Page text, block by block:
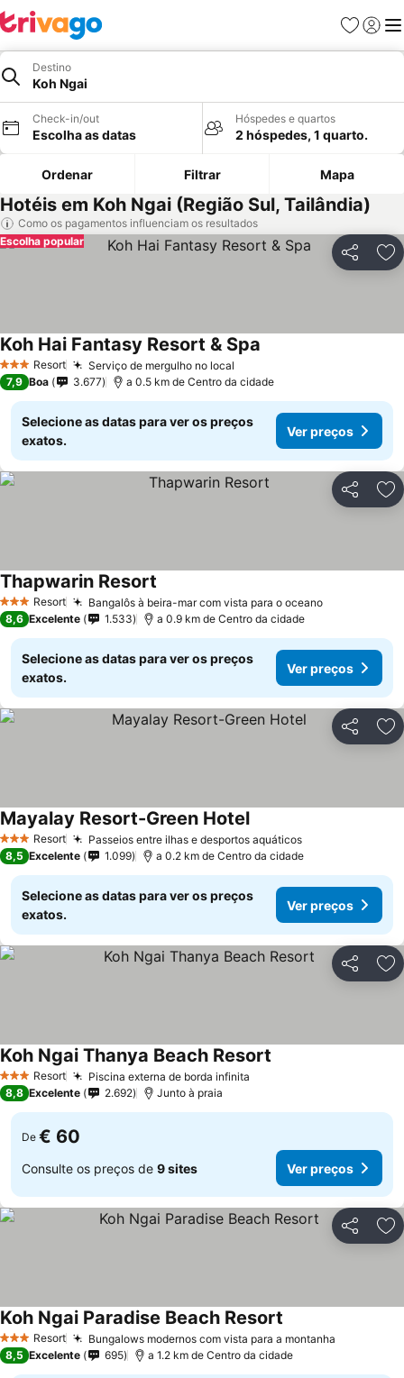
Favoritos
Iniciar
Destino
Koh Ngai
Check-in/out
Escolha as datas
Hóspedes e quartos
2 hóspedes, 1 quarto.
Ordenar Filtrar Mapa
Hotéis em Koh Ngai (Região Sul, Tailândia)
Como os pagamentos influenciam os resultados
Partilhar
Escolha popular
3 EstrelasResort Serviço de mergulho no local
Koh Hai Fantasy Resort & Spa
7,9 Boa 3.677 a 0.5 km de Centro da cidade
Selecione as datas para ver os preços
exatos.
Ver preços
Partilhar
3 EstrelasResort Bangalôs à beira-mar com vista para o oceano
Thapwarin Resort
8,6 Excelente 1.533 a 0.9 km de Centro da cidade
Selecione as datas para ver os preços
exatos.
Ver preços
Partilhar
3 EstrelasResort Passeios entre ilhas e desportos aquáticos
Mayalay Resort-Green Hotel
8,5 Excelente 1.099 a 0.2 km de Centro da cidade
Selecione as datas para ver os preços
exatos.
Ver preços
Partilhar
3 EstrelasResort Piscina externa de borda infinita
Koh Ngai Thanya Beach Resort
8,8 Excelente 2.692 Junto à praia
De € 60
Consulte os preços de 9 sites Ver preços
Partilhar
3 EstrelasResort Bungalows modernos com vista para a montanha
Koh Ngai Paradise Beach Resort
8,5 Excelente 695 a 1.2 km de Centro da cidade